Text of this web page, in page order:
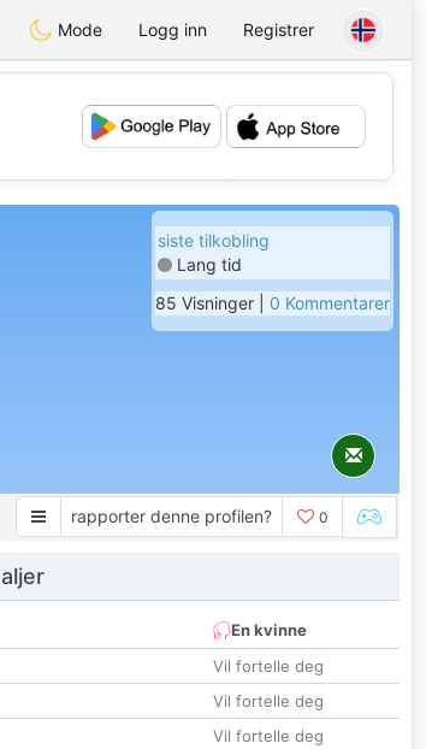
Mode Logg inn Registrer
💕
siste tilkobling
Lang tid
85 Visninger | 0 Kommentarer
rapporter denne profilen? 0
En kvinne
Vil fortelle deg
Vil fortelle deg
Vil fortelle deg